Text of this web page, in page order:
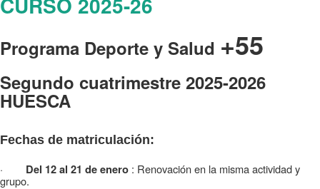
Programa Deporte y Salud +55
Segundo cuatrimestre 2025-2026
HUESCA
Fechas de matriculación:
· Del 12 al 21 de enero : Renovación en la misma actividad y
grupo.